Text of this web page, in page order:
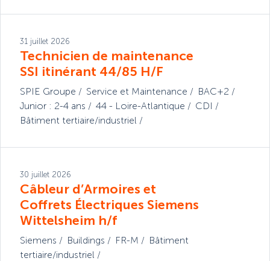
31 juillet 2026
Technicien de maintenance
SSI itinérant 44/85 H/F
SPIE Groupe Service et Maintenance
BAC+2
Junior : 2-4 ans
44 - Loire-Atlantique
CDI
Bâtiment tertiaire/industriel
30 juillet 2026
Câbleur d’Armoires et
Coffrets Électriques Siemens
Wittelsheim h/f
Siemens Buildings FR-M
Bâtiment
tertiaire/industriel